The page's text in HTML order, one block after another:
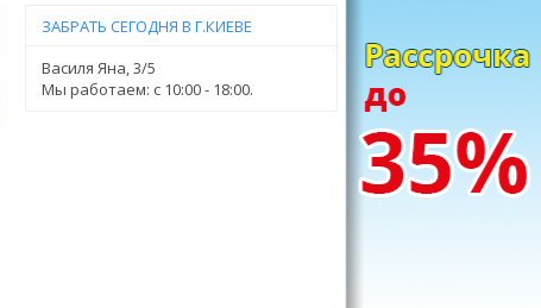
ЗАБРАТЬ СЕГОДНЯ В Г.КИЕВЕ
Василя Яна, 3/5
Мы работаем: c 10:00 - 18:00.